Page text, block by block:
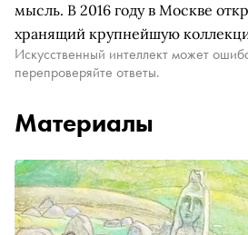
мысль. В 2016 году в Москве
хранящий крупнейшую
Искусственный интеллект может
перепроверяйте ответы.
Материалы